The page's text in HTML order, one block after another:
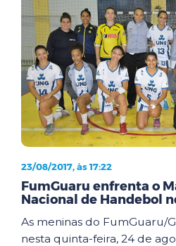
23/08/2017, às 17:22
FumGuaru enfrenta o
Nacional de Handebol
As meninas do FumGuaru/
nesta quinta-feira, 24 de